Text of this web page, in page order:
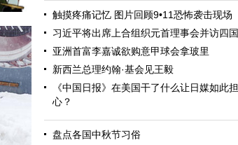
触摸疼痛记忆 图片回顾9•11恐怖袭击现场
习近平将出席上合组织元首理事会并访四国
亚洲首富李嘉诚欲购意甲球会拿玻里
新西兰总理约翰·基会见王毅
《中国日报》在美国干了什么让日媒如此担
心？
盘点各国中秋节习俗